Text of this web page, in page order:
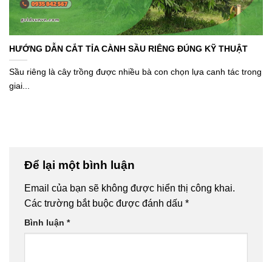
HƯỚNG DẪN CẮT TỈA CÀNH SẦU RIÊNG ĐÚNG KỸ THUẬT
Sầu riêng là cây trồng được nhiều bà con chọn lựa canh tác trong
giai...
Để lại một bình luận
Email của bạn sẽ không được hiển thị công khai.
Các trường bắt buộc được đánh dấu *
Bình luận *